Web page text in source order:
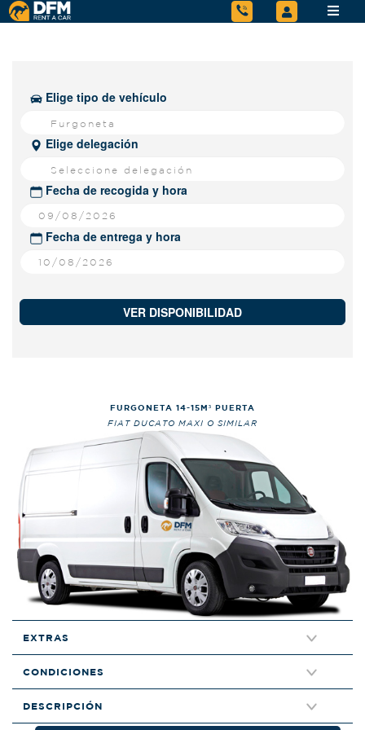
Elige tipo de vehículo
Furgoneta
Elige delegación
Seleccione delegación
Fecha de recogida y hora
Fecha de entrega y hora
VER DISPONIBILIDAD
FURGONETA 14-15M³ PUERTA
FIAT DUCATO MAXI O SIMILAR
EXTRAS
CONDICIONES
DESCRIPCIÓN